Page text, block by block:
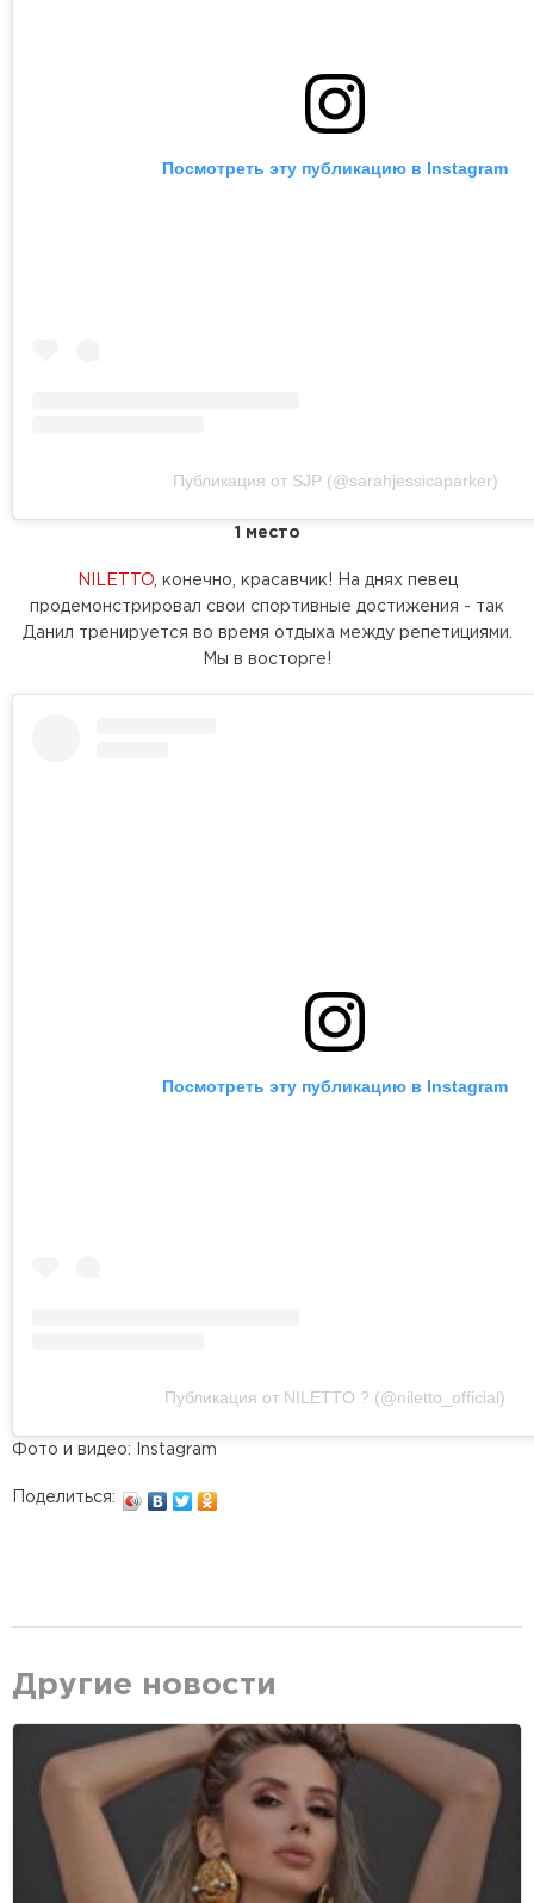
Посмотреть эту публикацию в Instagram
Публикация от SJP (@sarahjessicaparker)
1 место
NILETTO, конечно, красавчик! На днях певец
продемонстрировал свои спортивные достижения - так
Данил тренируется во время отдыха между репетициями.
Мы в восторге!
Посмотреть эту публикацию в Instagram
Публикация от NILETTO ? (@niletto_official)
Фото и видео: Instagram
Поделиться:
Другие новости